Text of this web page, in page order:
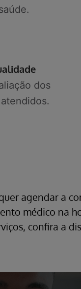
dos
agendar a
médico na
confira a